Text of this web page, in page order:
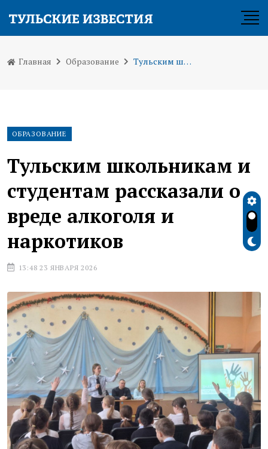
Главная Образование Тульским школьникам и студентам рассказали о вреде алкоголя и наркотиков
ОБРАЗОВАНИЕ
Тульским школьникам и
студентам рассказали о
вреде алкоголя и
наркотиков
13:48 23 ЯНВАРЯ 2026